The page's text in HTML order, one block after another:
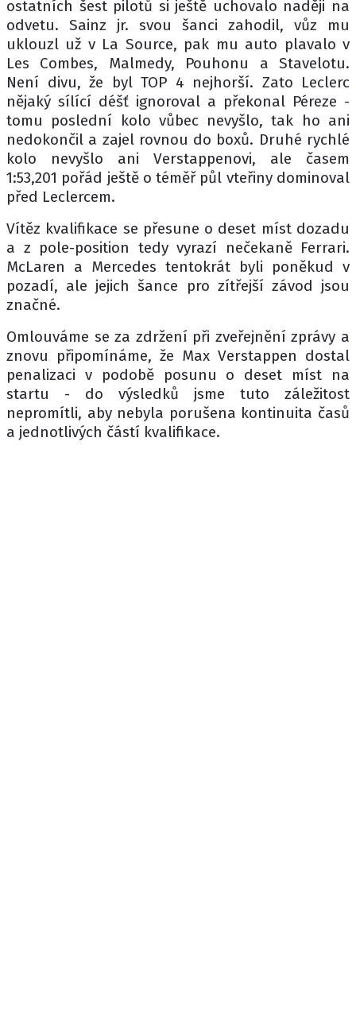
ostatních šest pilotů si ještě uchovalo naději na
odvetu. Sainz jr. svou šanci zahodil, vůz mu
uklouzl už v La Source, pak mu auto plavalo v
Les Combes, Malmedy, Pouhonu a Stavelotu.
Není divu, že byl TOP 4 nejhorší. Zato Leclerc
nějaký sílící déšť ignoroval a překonal Péreze -
tomu poslední kolo vůbec nevyšlo, tak ho ani
nedokončil a zajel rovnou do boxů. Druhé rychlé
kolo nevyšlo ani Verstappenovi, ale časem
1:53,201 pořád ještě o téměř půl vteřiny dominoval
před Leclercem.
Vítěz kvalifikace se přesune o deset míst dozadu
a z pole-position tedy vyrazí nečekaně Ferrari.
McLaren a Mercedes tentokrát byli poněkud v
pozadí, ale jejich šance pro zítřejší závod jsou
značné.
Omlouváme se za zdržení při zveřejnění zprávy a
znovu připomínáme, že Max Verstappen dostal
penalizaci v podobě posunu o deset míst na
startu - do výsledků jsme tuto záležitost
nepromítli, aby nebyla porušena kontinuita časů
a jednotlivých částí kvalifikace.